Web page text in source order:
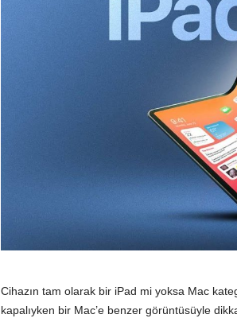
Cihazın tam olarak bir iPad mi yoksa Mac
kapalıyken bir Mac’e benzer görüntüsüyle